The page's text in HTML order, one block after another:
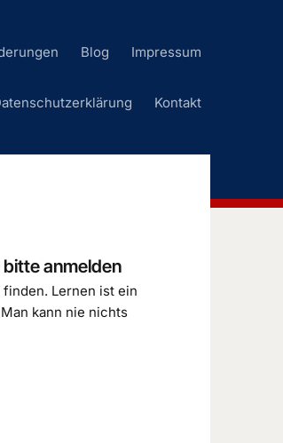
Blog Impressum
Kontakt
bitte anmelden
Lernen ist ein
kann nie nichts